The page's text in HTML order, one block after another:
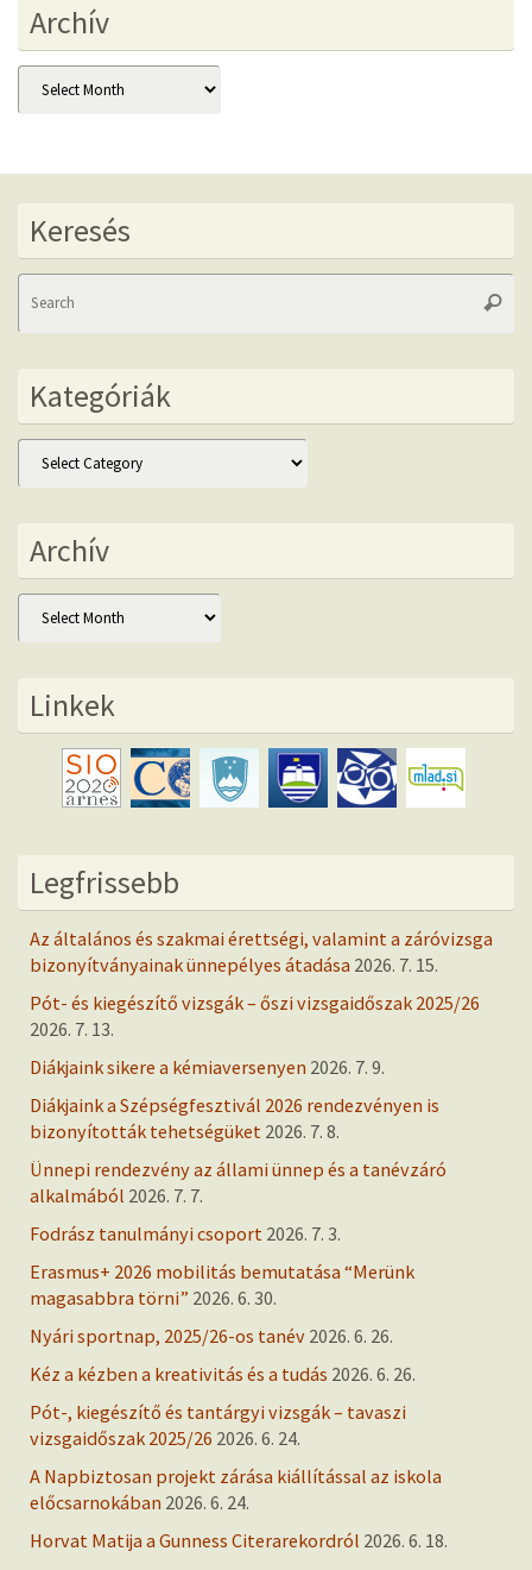
Archív
Archív
Keresés
Kategóriák
Kategóriák
Archív
Archív
Linkek
Legfrissebb
Az általános és szakmai érettségi, valamint a záróvizsga
bizonyítványainak ünnepélyes átadása 2026. 7. 15.
Pót- és kiegészítő vizsgák – őszi vizsgaidőszak 2025/26
2026. 7. 13.
Diákjaink sikere a kémiaversenyen 2026. 7. 9.
Diákjaink a Szépségfesztivál 2026 rendezvényen is
bizonyították tehetségüket 2026. 7. 8.
Ünnepi rendezvény az állami ünnep és a tanévzáró
alkalmából 2026. 7. 7.
Fodrász tanulmányi csoport 2026. 7. 3.
Erasmus+ 2026 mobilitás bemutatása “Merünk
magasabbra törni” 2026. 6. 30.
Nyári sportnap, 2025/26-os tanév 2026. 6. 26.
Kéz a kézben a kreativitás és a tudás 2026. 6. 26.
Pót-, kiegészítő és tantárgyi vizsgák – tavaszi
vizsgaidőszak 2025/26 2026. 6. 24.
A Napbiztosan projekt zárása kiállítással az iskola
előcsarnokában 2026. 6. 24.
Horvat Matija a Gunness Citerarekordról 2026. 6. 18.